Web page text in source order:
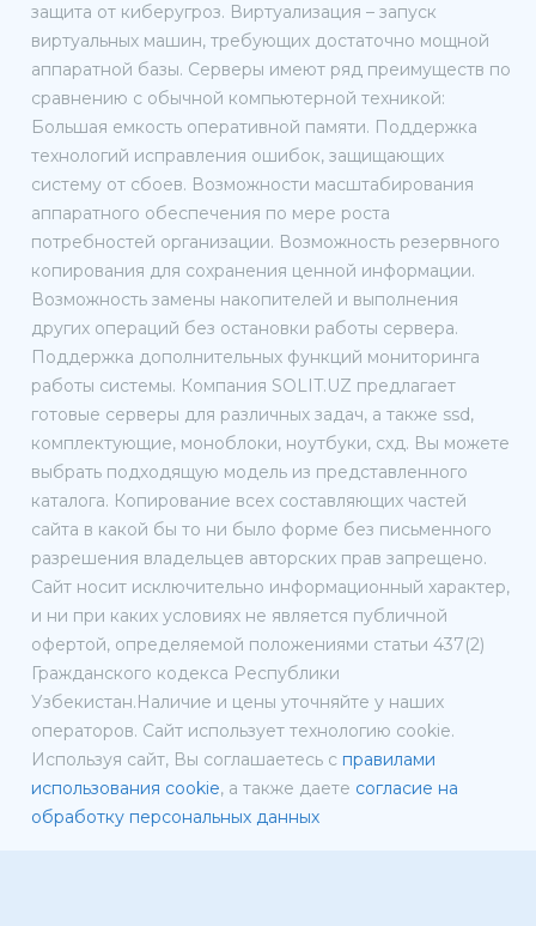
защита от киберугроз. Виртуализация – запуск
виртуальных машин, требующих достаточно мощной
аппаратной базы. Серверы имеют ряд преимуществ по
сравнению с обычной компьютерной техникой:
Большая емкость оперативной памяти. Поддержка
технологий исправления ошибок, защищающих
систему от сбоев. Возможности масштабирования
аппаратного обеспечения по мере роста
потребностей организации. Возможность резервного
копирования для сохранения ценной информации.
Возможность замены накопителей и выполнения
других операций без остановки работы сервера.
Поддержка дополнительных функций мониторинга
работы системы. Компания SOLIT.UZ предлагает
готовые серверы для различных задач, а также ssd,
комплектующие, моноблоки, ноутбуки, схд. Вы можете
выбрать подходящую модель из представленного
каталога. Копирование всех составляющих частей
сайта в какой бы то ни было форме без письменного
разрешения владельцев авторских прав запрещено.
Сайт носит исключительно информационный характер,
и ни при каких условиях не является публичной
офертой, определяемой положениями статьи 437(2)
Гражданского кодекса Республики
Узбекистан.Наличие и цены уточняйте у наших
операторов. Сайт использует технологию cookie.
Используя сайт, Вы соглашаетесь с правилами
использования cookie, а также даете согласие на
обработку персональных данных